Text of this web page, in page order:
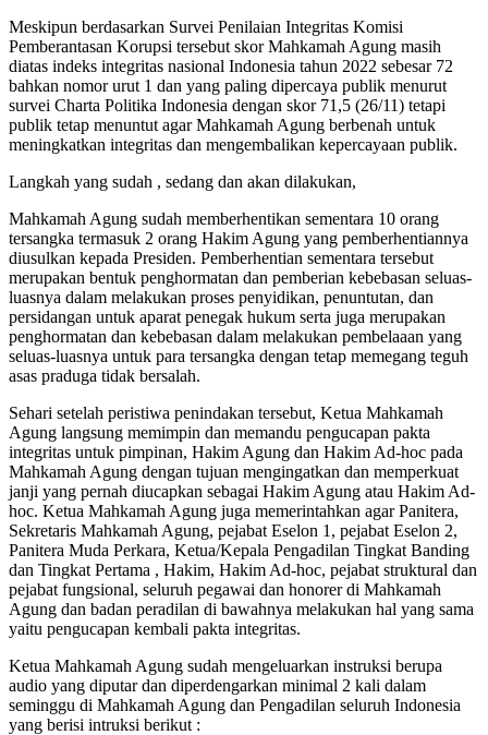
Meskipun berdasarkan Survei Penilaian Integritas Komisi
Pemberantasan Korupsi tersebut skor Mahkamah Agung masih
diatas indeks integritas nasional Indonesia tahun 2022 sebesar 72
bahkan nomor urut 1 dan yang paling dipercaya publik menurut
survei Charta Politika Indonesia dengan skor 71,5 (26/11) tetapi
publik tetap menuntut agar Mahkamah Agung berbenah untuk
meningkatkan integritas dan mengembalikan kepercayaan publik.
Langkah yang sudah , sedang dan akan dilakukan,
Mahkamah Agung sudah memberhentikan sementara 10 orang
tersangka termasuk 2 orang Hakim Agung yang pemberhentiannya
diusulkan kepada Presiden. Pemberhentian sementara tersebut
merupakan bentuk penghormatan dan pemberian kebebasan seluas-
luasnya dalam melakukan proses penyidikan, penuntutan, dan
persidangan untuk aparat penegak hukum serta juga merupakan
penghormatan dan kebebasan dalam melakukan pembelaaan yang
seluas-luasnya untuk para tersangka dengan tetap memegang teguh
asas praduga tidak bersalah.
Sehari setelah peristiwa penindakan tersebut, Ketua Mahkamah
Agung langsung memimpin dan memandu pengucapan pakta
integritas untuk pimpinan, Hakim Agung dan Hakim Ad-hoc pada
Mahkamah Agung dengan tujuan mengingatkan dan memperkuat
janji yang pernah diucapkan sebagai Hakim Agung atau Hakim Ad-
hoc. Ketua Mahkamah Agung juga memerintahkan agar Panitera,
Sekretaris Mahkamah Agung, pejabat Eselon 1, pejabat Eselon 2,
Panitera Muda Perkara, Ketua/Kepala Pengadilan Tingkat Banding
dan Tingkat Pertama , Hakim, Hakim Ad-hoc, pejabat struktural dan
pejabat fungsional, seluruh pegawai dan honorer di Mahkamah
Agung dan badan peradilan di bawahnya melakukan hal yang sama
yaitu pengucapan kembali pakta integritas.
Ketua Mahkamah Agung sudah mengeluarkan instruksi berupa
audio yang diputar dan diperdengarkan minimal 2 kali dalam
seminggu di Mahkamah Agung dan Pengadilan seluruh Indonesia
yang berisi intruksi berikut :